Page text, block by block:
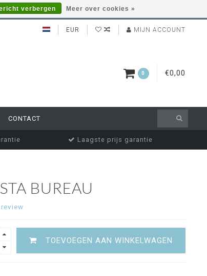
EUR MIJN ACCOUNT
0 €0,00
CONTACT
Laagste prijs garantie
BUREAU
TOEVOEGEN AAN WINKELWAGEN
verbergen Meer over cookies »